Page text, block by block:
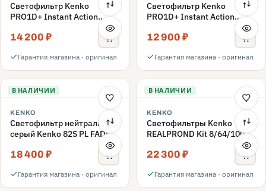
Светофильтр Kenko
PRO1D+ Instant Action
Variable NDX3-450+C-PLS
переменной плотности
14 200 ₽
Гарантия магазина · оригинал
Светофильтр Kenko
PRO1D+ Instant Action
Variable NDX3-450+C-PL
переменной плотности
12 900 ₽
Гарантия магазина · оригинал
В НАЛИЧИИ
KENKO
Светофильтр нейтрально-
серый Kenko 82S PL FADER
с переменной плотностью
ND3-ND400 82mm
18 400 ₽
Гарантия магазина · оригинал
В НАЛИЧИИ
KENKO
Светофильтры Kenko
REALPROND Kit 8/64/1000
22 300 ₽
Гарантия магазина · оригинал